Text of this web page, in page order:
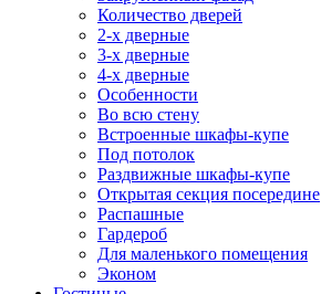
Количество дверей
2-х дверные
3-х дверные
4-х дверные
Особенности
Во всю стену
Встроенные шкафы-купе
Под потолок
Раздвижные шкафы-купе
Открытая секция посередине
Распашные
Гардероб
Для маленького помещения
Эконом